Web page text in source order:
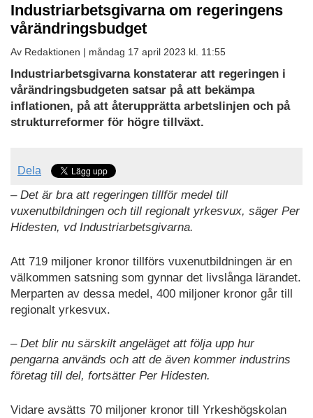
Industriarbetsgivarna om regeringens
vårändringsbudget
Av Redaktionen | måndag 17 april 2023 kl. 11:55
Industriarbetsgivarna konstaterar att regeringen i
vårändringsbudgeten satsar på att bekämpa
inflationen, på att återupprätta arbetslinjen och på
strukturreformer för högre tillväxt.
Dela
– Det är bra att regeringen tillför medel till
vuxenutbildningen och till regionalt yrkesvux, säger Per
Hidesten, vd Industriarbetsgivarna.
Att 719 miljoner kronor tillförs vuxenutbildningen är en
välkommen satsning som gynnar det livslånga lärandet.
Merparten av dessa medel, 400 miljoner kronor går till
regionalt yrkesvux.
– Det blir nu särskilt angeläget att följa upp hur
pengarna används och att de även kommer industrins
företag till del, fortsätter Per Hidesten.
Vidare avsätts 70 miljoner kronor till Yrkeshögskolan